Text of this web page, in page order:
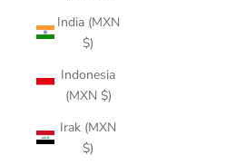
India (MXN
$)
Indonesia
(MXN $)
Irak (MXN
$)